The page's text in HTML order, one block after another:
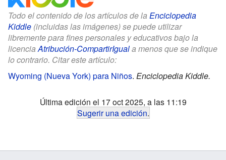
Todo el contenido de los artículos de la Enciclopedia
Kiddle (incluidas las imágenes) se puede utilizar
libremente para fines personales y educativos bajo la
licenciaAtribución-CompartirIguala menos que se indique
lo contrario. Citar este artículo:
Wyoming (Nueva York) para Niños. Enciclopedia Kiddle.
Última edición el 17 oct 2025, a las 11:19
Sugerir una edición.